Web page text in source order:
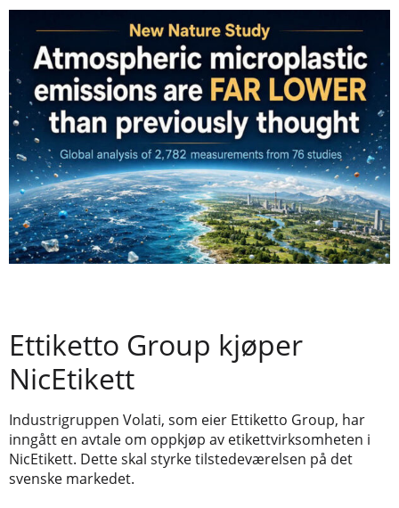
Ettiketto Group kjøper
NicEtikett
Industrigruppen Volati, som eier Ettiketto Group, har
inngått en avtale om oppkjøp av etikettvirksomheten i
NicEtikett. Dette skal styrke tilstedeværelsen på det
svenske markedet.